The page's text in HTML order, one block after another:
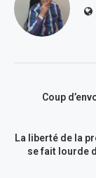
Coup
La liberté de la
se fait lourde